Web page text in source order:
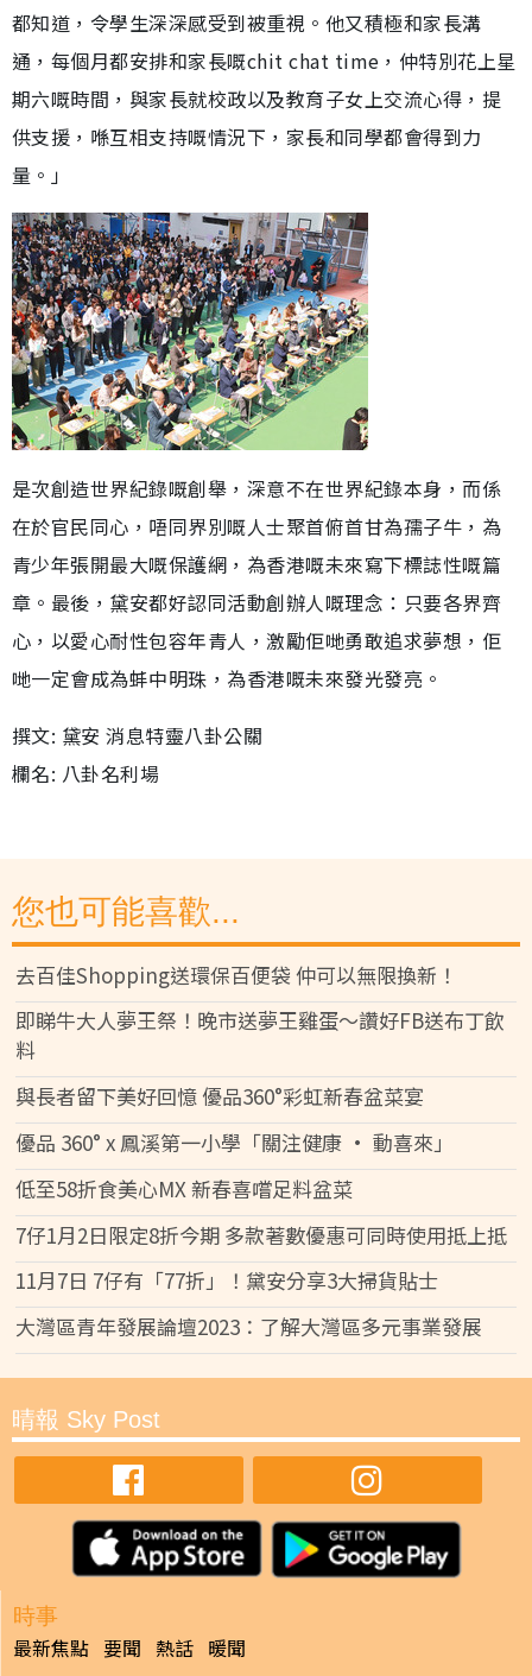
都知道，令學生深深感受到被重視。他又積極和家長溝
通，每個月都安排和家長嘅chit chat time，仲特別花上星
期六嘅時間，與家長就校政以及教育子女上交流心得，提
供支援，喺互相支持嘅情況下，家長和同學都會得到力
量。」
是次創造世界紀錄嘅創舉，深意不在世界紀錄本身，而係
在於官民同心，唔同界別嘅人士聚首俯首甘為孺子牛，為
青少年張開最大嘅保護網，為香港嘅未來寫下標誌性嘅篇
章。最後，黛安都好認同活動創辦人嘅理念：只要各界齊
心，以愛心耐性包容年青人，激勵佢哋勇敢追求夢想，佢
哋一定會成為蚌中明珠，為香港嘅未來發光發亮。
撰文: 黛安 消息特靈八卦公關
欄名: 八卦名利場
您也可能喜歡...
去百佳Shopping送環保百便袋 仲可以無限換新！
即睇牛大人夢王祭！晚市送夢王雞蛋～讚好FB送布丁飲
料
與長者留下美好回憶 優品360°彩虹新春盆菜宴
優品 360° x 鳳溪第一小學「關注健康 • 動喜來」
低至58折食美心MX 新春喜嚐足料盆菜
7仔1月2日限定8折今期 多款著數優惠可同時使用抵上抵
11月7日 7仔有「77折」！黛安分享3大掃貨貼士
大灣區青年發展論壇2023：了解大灣區多元事業發展
晴報 Sky Post
時事
最新焦點 要聞 熱話 暖聞